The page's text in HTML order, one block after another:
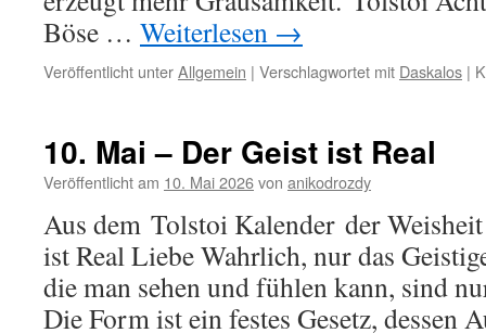
Böse … Weiterlesen →
Veröffentlicht unterAllgemein | Verschlagwortet mit Daskalos |
10. Mai – Der Geist ist Real
Veröffentlicht am 10. Mai 2026von anikodrozdy
Aus dem Tolstoi Kalender der
ist Real Liebe Wahrlich, nur das
die man sehen und fühlen kann, sind
Die Form ist ein festes Gesetz,